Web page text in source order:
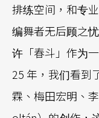
排练空间，和专
编舞者无后顾之
许「春斗」作为
25 年，我们看到
霖、梅田宏明、